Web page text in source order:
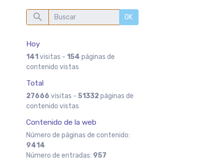
OK
Hoy
141visitas - 154 páginas de
contenido vistas
Total
27666 visitas -51332páginas de
contenido vistas
Contenido de la web
Número de páginas de contenido:
9414
Número de entradas: 957